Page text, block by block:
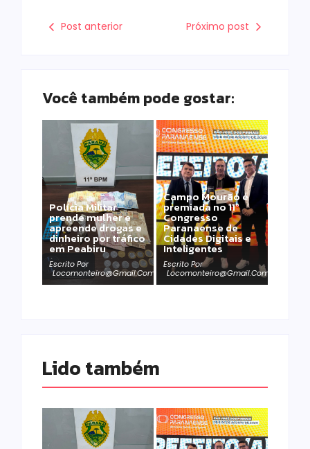
Post anterior Próximo post
Você também pode gostar:
Polícia Militar
prende mulher e
apreende drogas e
dinheiro por tráfico
em Peabiru
Escrito Por
Locomonteiro@gmail.com
Campo Mourão é
premiada no 11º
Congresso
Paranaense de
Cidades Digitais e
Inteligentes
Escrito Por
Locomonteiro@gmail.com
Lido também